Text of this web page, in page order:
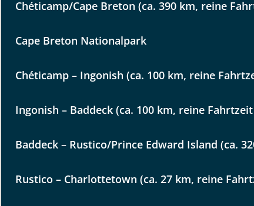
Telegram
Link kopieren
Chéticamp/Cape Breton (ca. 390 km, reine
Cape Breton Nationalpark
Chéticamp – Ingonish (ca. 100 km, reine
Ingonish – Baddeck (ca. 100 km, reine
Baddeck – Rustico/Prince Edward Island (ca.
Rustico – Charlottetown (ca. 27 km, reine